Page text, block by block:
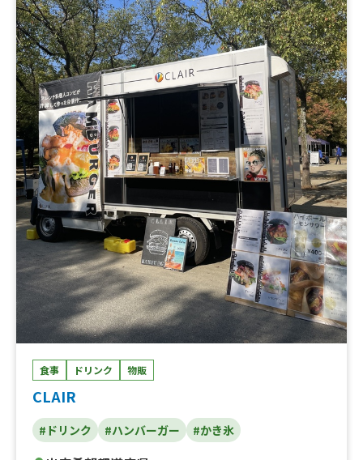
食事 ドリンク 物販
CLAIR
#ドリンク #ハンバーガー #かき氷